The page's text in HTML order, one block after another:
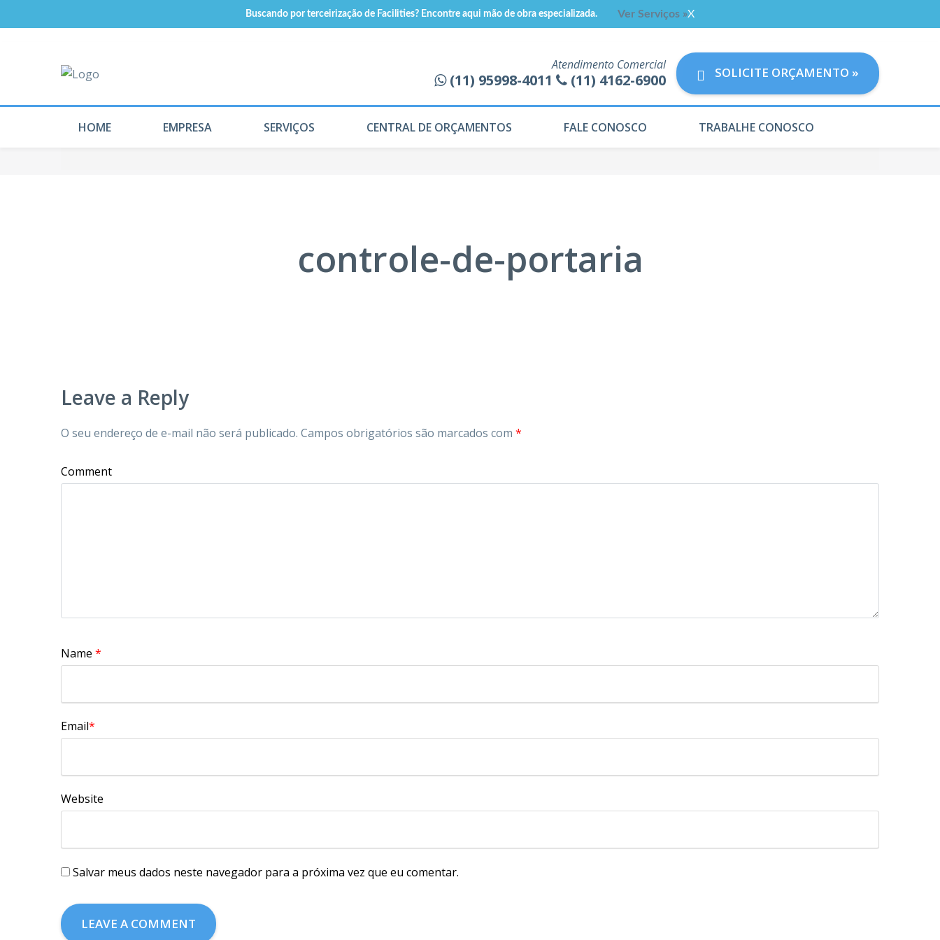
Atendimento Comercial
(11) 95998-4011 (11) 4162-6900 SOLICITE ORÇAMENTO »
HOME EMPRESA SERVIÇOS CENTRAL DE ORÇAMENTOS FALE CONOSCO TRABALHE CONOSCO
controle-de-portaria
Leave a Reply
O seu endereço de e-mail não será publicado. Campos obrigatórios são marcados com *
Comment
Name *
Email*
Website
Salvar meus dados neste navegador para a próxima vez que eu comentar.
Buscando por terceirização de Facilities? Encontre aqui mão de obra especializada. Ver Serviços »X